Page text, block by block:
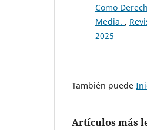
Como
Media. ,
2025
También puede
Artículos más